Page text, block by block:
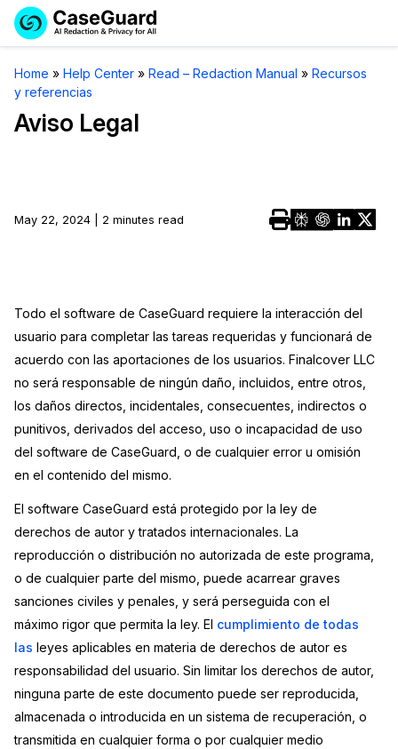
Servicios
Licencia de CaseGuard Studio
Soluciones
Redacción de imágenes
Transcripción y Traducción
Educación
El Gobierno
Sector Jurídico
Servicios Financieros
Casinos
Medios de Comunicación y
Entretenimiento
Centros de Atención Telefónica
Centros de Crisis y Las Líneas Directas
La Venta al Por Menor
Artículos
Casos Practicos
Centro de Ayuda
Videoteca
Recomendaciones
Sobre nosotros
Trabaja con nosotros
Contáctanos
Solicitar cotización
Demo
Home » Help Center » Read – Redaction Manual » Recursos
y referencias
Aviso Legal
May 22, 2024 | 2 minutes read
Todo el software de CaseGuard requiere la interacción del
usuario para completar las tareas requeridas y funcionará de
acuerdo con las aportaciones de los usuarios. Finalcover LLC
no será responsable de ningún daño, incluidos, entre otros,
los daños directos, incidentales, consecuentes, indirectos o
punitivos, derivados del acceso, uso o incapacidad de uso
del software de CaseGuard, o de cualquier error u omisión
en el contenido del mismo.
El software CaseGuard está protegido por la ley de
derechos de autor y tratados internacionales. La
reproducción o distribución no autorizada de este programa,
o de cualquier parte del mismo, puede acarrear graves
sanciones civiles y penales, y será perseguida con el
máximo rigor que permita la ley. El cumplimiento de todas
las leyes aplicables en materia de derechos de autor es
responsabilidad del usuario. Sin limitar los derechos de autor,
ninguna parte de este documento puede ser reproducida,
almacenada o introducida en un sistema de recuperación, o
transmitida en cualquier forma o por cualquier medio